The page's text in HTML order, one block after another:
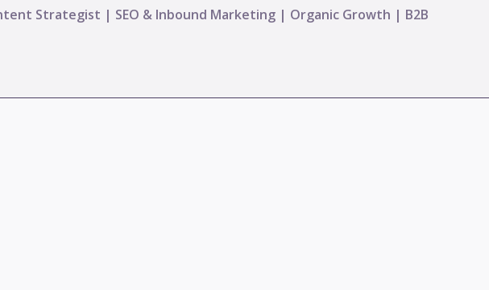
Strategist | SEO & Inbound Marketing | Organic Growth | B2B